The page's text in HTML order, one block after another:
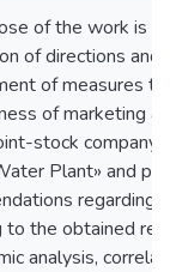
of the work is
of directions and
of measures
of marketing
stock company
Plant» and
regarding
to the obtained
analysis,